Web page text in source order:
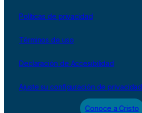
Políticas de privacidad
Términos de uso
Declaración de Accesibilidad
Ajuste su configuración de privacidad
Conoce a Cristo